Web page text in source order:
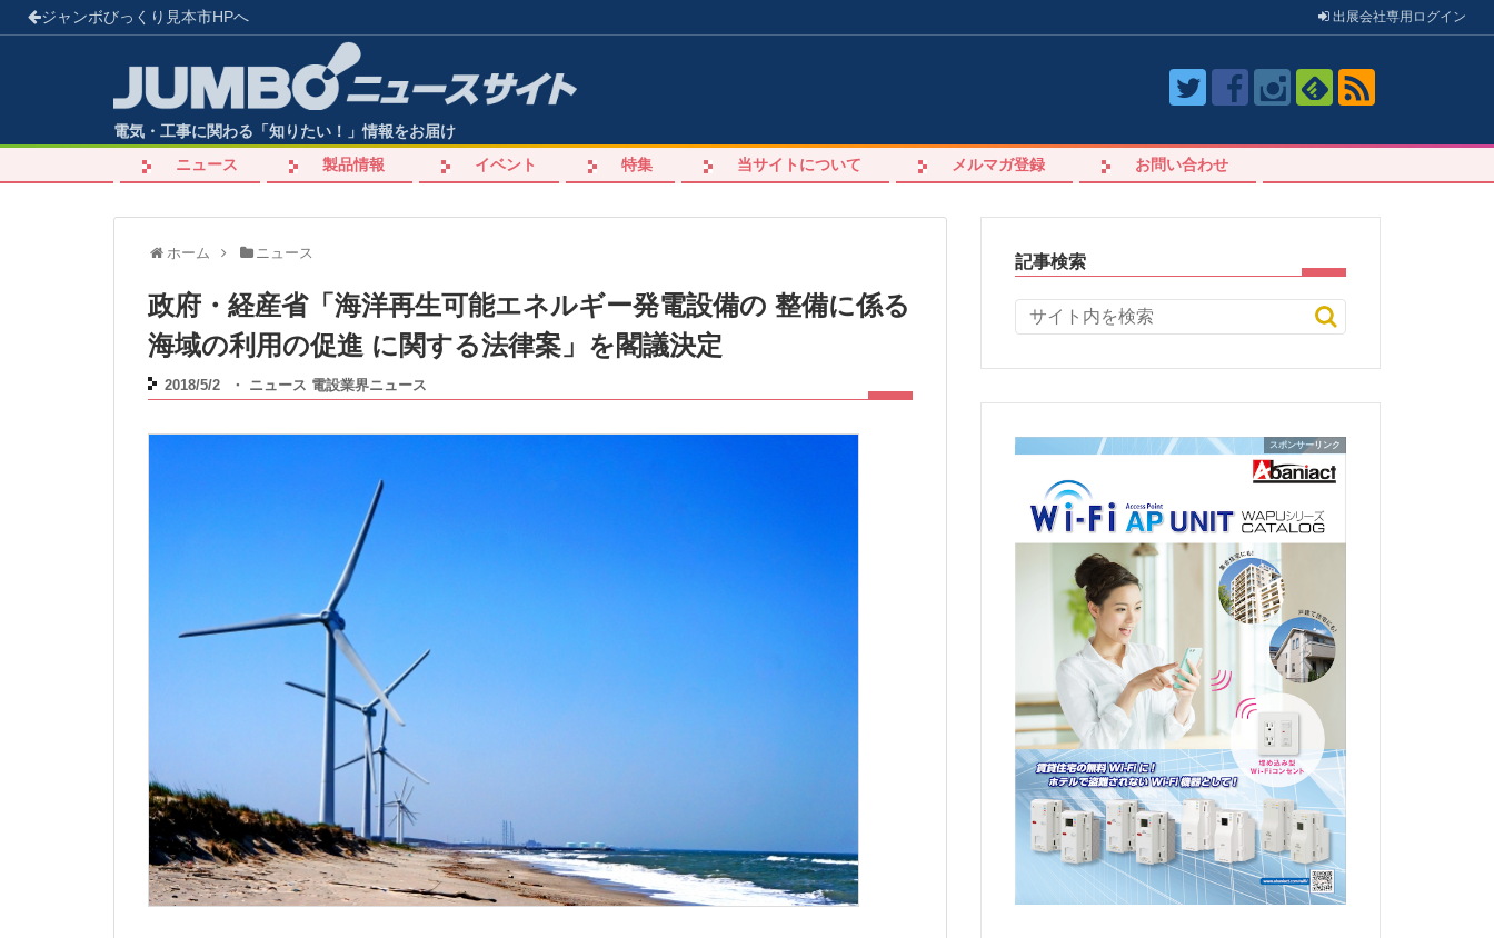
ジャンボびっくり見本市HPへ 出展会社専用 ログイン
電気・工事に関わる「知りたい！」情報をお届け
ニュース
製品情報 イベント 特集 当サイトについて メルマガ登録 お問い合わせ
ホーム ニュース
政府・経産省「海洋再生可能エネルギー発電設備の 整備に係る
海域の利用の促進 に関する法律案」を閣議決定
2018/5/2 ・ ニュース 電設業界ニュース
記事検索